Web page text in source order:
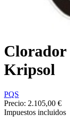
Clorador
Kripsol
PQS
Precio: 2.105,00 €
Impuestos incluidos